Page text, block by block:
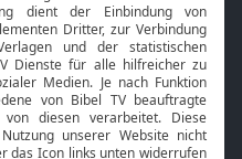
HbbTV
Bibelthek Online-Bibel
Nächster Gottesdienst
Service